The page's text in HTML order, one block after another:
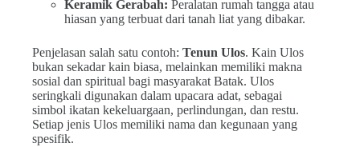
Keramik Gerabah: Peralatan rumah tangga atau
hiasan yang terbuat dari tanah liat yang dibakar.
Penjelasan salah satu contoh: Tenun Ulos. Kain Ulos
bukan sekadar kain biasa, melainkan memiliki makna
sosial dan spiritual bagi masyarakat Batak. Ulos
seringkali digunakan dalam upacara adat, sebagai
simbol ikatan kekeluargaan, perlindungan, dan restu.
Setiap jenis Ulos memiliki nama dan kegunaan yang
spesifik.